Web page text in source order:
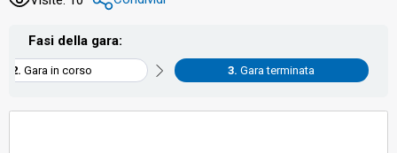
Fasi della gara:
Gara in corso Gara terminata